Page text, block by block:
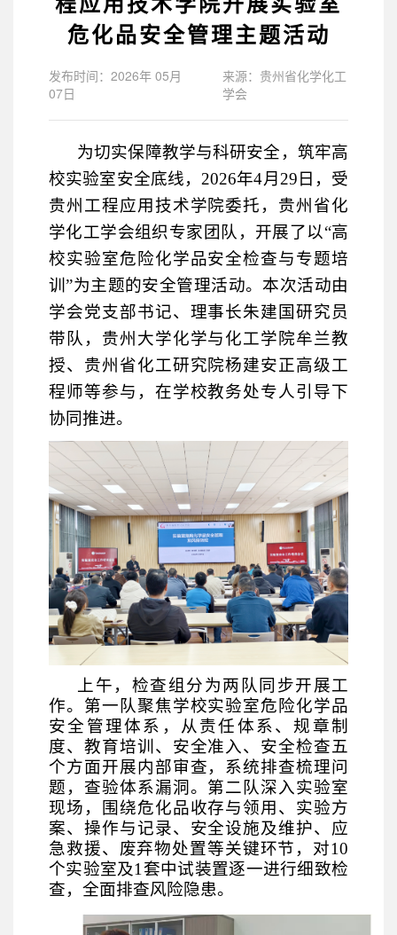
危化品安全管理主题活动
发布时间：2026年 05月
07日
来源：贵州省化学化工
学会
为切实保障教学与科研安全，筑牢高
校实验室安全底线， 2026年4月29日，受
贵州工程应用技术学院委托，贵州省化
学化工学会组织专家团队，开展了以“高
校实验室危险化学品安全检查与专题培
训”为主题的安全管理活动。本次活动由
学会党支部书记、理事长朱建国研究员
带队，贵州大学化学与化工学院牟兰教
授、贵州省化工研究院杨建安正高级工
程师等参与，在学校教务处专人引导下
协同推进。
上午，检查组分为两队同步开展工
作。第一队聚焦学校实验室危险化学品
安全管理体系，从责任体系、规章制
度、教育培训、安全准入、安全检查五
个方面开展内部审查，系统排查梳理问
题，查验体系漏洞。第二队深入实验室
现场，围绕危化品收存与领用、实验方
案、操作与记录、安全设施及维护、应
急救援、废弃物处置等关键环节，对10
个实验室及1套中试装置逐一进行细致检
查，全面排查风险隐患。